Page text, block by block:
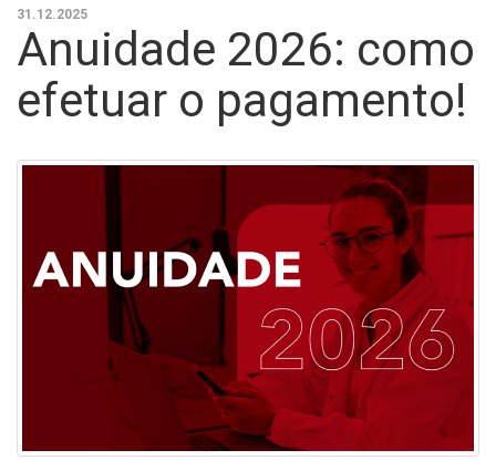
31.12.2025
Anuidade 2026: como
efetuar o pagamento!